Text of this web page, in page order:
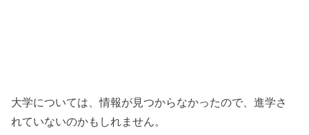
大学については、情報が見つからなかったので、進学さ
れていないのかもしれません。